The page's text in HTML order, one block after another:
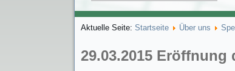
Aktuelle Seite: Startseite Über uns
29.03.2015